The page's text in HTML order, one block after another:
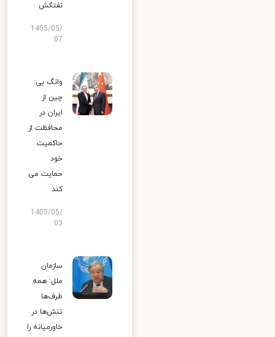
نفتکش
1405/05/
07
وانگ یی:
چین از
ایران در
محافظت از
حاکمیت
خود
حمایت می
کند
1405/05/
03
سازمان
ملل: همه
طرف‌ها
تنش‌ها در
خاورمیانه را